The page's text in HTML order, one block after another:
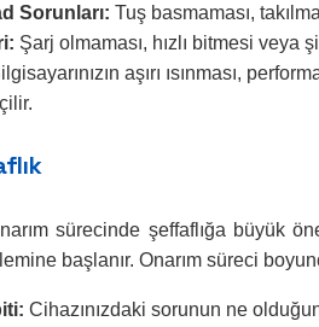
Sorunları: Tuş basmaması,
Şarj olmaması, hızlı bitmesi veya
aşırı ısınması,
sürecinde şeffaflığa büyük
başlanır. Onarım süreci
Cihazınızdaki sorunun ne